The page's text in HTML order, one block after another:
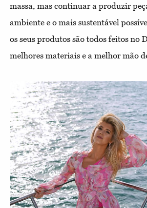
massa, mas continuar a produzir
ambiente e o mais sustentável
os seus produtos são todos feitos no
melhores materiais e a melhor mão